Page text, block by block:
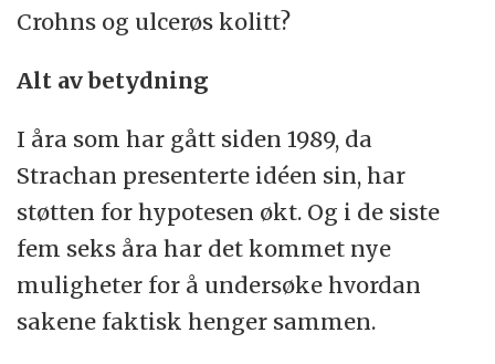
Crohns og ulcerøs kolitt?
Alt av betydning
I åra som har gått siden 1989, da
Strachan presenterte idéen sin, har
støtten for hypotesen økt. Og i de siste
fem seks åra har det kommet nye
muligheter for å undersøke hvordan
sakene faktisk henger sammen.